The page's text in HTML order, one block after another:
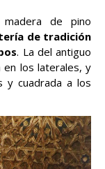
madera de pino
de tradición
. La del antiguo
los laterales, y
y cuadrada a los